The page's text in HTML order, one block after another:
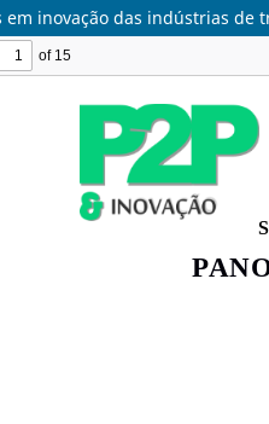
em inovação das indústrias de